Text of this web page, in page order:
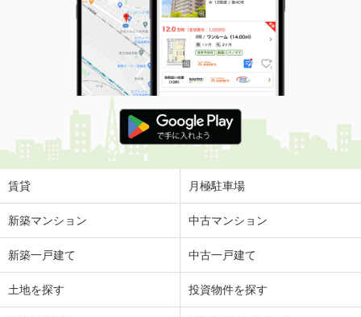
賃貸 月極駐車場
新築マンション 中古マンション
新築一戸建て 中古一戸建て
土地を探す 投資物件を探す